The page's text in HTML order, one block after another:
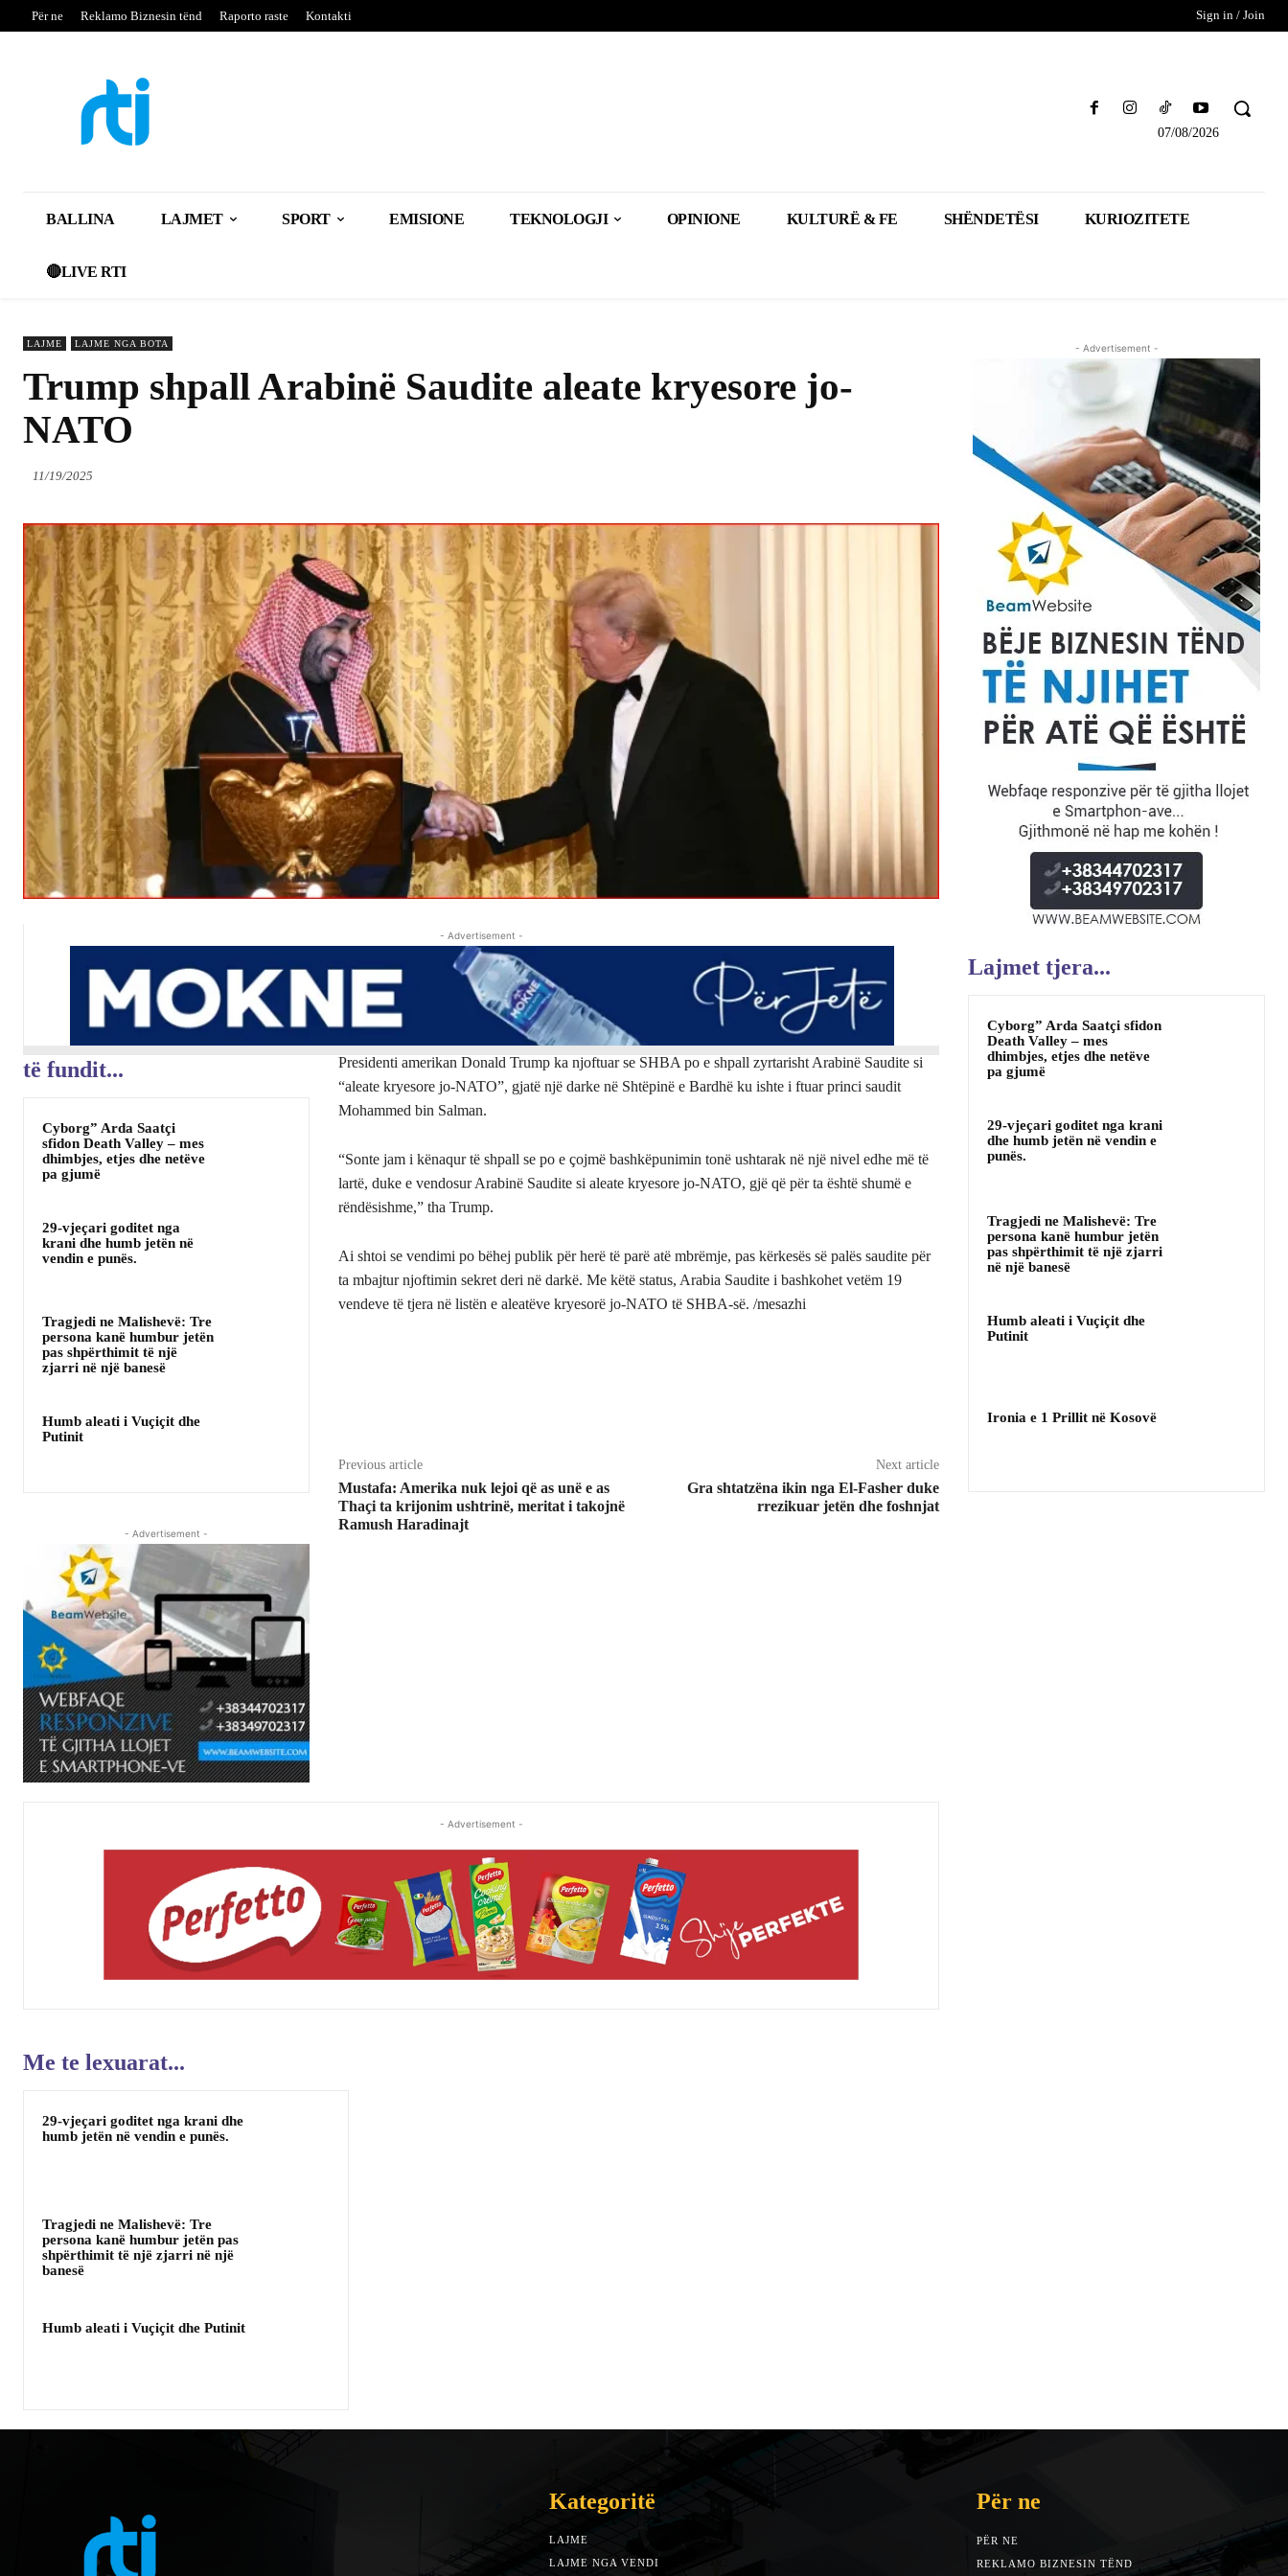
Për ne Reklamo Biznesin tënd Raporto raste Kontakti Sign in / Join
07/08/2026
BALLINA LAJMET SPORT EMISIONE TEKNOLOGJI OPINIONE KULTURË & FE SHËNDETËSI KURIOZITETE
🔴LIVE RTI
LAJME LAJME NGA BOTA
Trump shpall Arabinë Saudite aleate kryesore jo-
NATO
11/19/2025
- Advertisement -
të fundit...
Cyborg” Arda Saatçi
sfidon Death Valley – mes
dhimbjes, etjes dhe netëve
pa gjumë
29-vjeçari goditet nga
krani dhe humb jetën në
vendin e punës.
Tragjedi ne Malishevë: Tre
persona kanë humbur jetën
pas shpërthimit të një
zjarri në një banesë
Humb aleati i Vuçiçit dhe
Putinit
- Advertisement -
Presidenti amerikan Donald Trump ka njoftuar se SHBA po e shpall zyrtarisht Arabinë Saudite si
“aleate kryesore jo-NATO”, gjatë një darke në Shtëpinë e Bardhë ku ishte i ftuar princi saudit
Mohammed bin Salman.
“Sonte jam i kënaqur të shpall se po e çojmë bashkëpunimin tonë ushtarak në një nivel edhe më të
lartë, duke e vendosur Arabinë Saudite si aleate kryesore jo-NATO, gjë që për ta është shumë e
rëndësishme,” tha Trump.
Ai shtoi se vendimi po bëhej publik për herë të parë atë mbrëmje, pas kërkesës së palës saudite për
ta mbajtur njoftimin sekret deri në darkë. Me këtë status, Arabia Saudite i bashkohet vetëm 19
vendeve të tjera në listën e aleatëve kryesorë jo-NATO të SHBA-së. /mesazhi
Previous article
Mustafa: Amerika nuk lejoi që as unë e as
Thaçi ta krijonim ushtrinë, meritat i takojnë
Ramush Haradinajt
Next article
Gra shtatzëna ikin nga El-Fasher duke
rrezikuar jetën dhe foshnjat
- Advertisement -
Me te lexuarat...
29-vjeçari goditet nga krani dhe
humb jetën në vendin e punës.
Tragjedi ne Malishevë: Tre
persona kanë humbur jetën pas
shpërthimit të një zjarri në një
banesë
Humb aleati i Vuçiçit dhe Putinit
- Advertisement -
Lajmet tjera...
Cyborg” Arda Saatçi sfidon
Death Valley – mes
dhimbjes, etjes dhe netëve
pa gjumë
29-vjeçari goditet nga krani
dhe humb jetën në vendin e
punës.
Tragjedi ne Malishevë: Tre
persona kanë humbur jetën
pas shpërthimit të një zjarri
në një banesë
Humb aleati i Vuçiçit dhe
Putinit
Ironia e 1 Prillit në Kosovë
Kategoritë
LAJME
LAJME NGA VENDI
Për ne
PËR NE
REKLAMO BIZNESIN TËND